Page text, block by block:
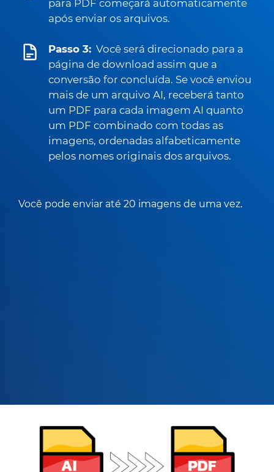
para PDF começará automaticamente
após enviar os arquivos.
Passo 3: Você será direcionado para a
página de download assim que a
conversão for concluída. Se você enviou
mais de um arquivo AI, receberá tanto
um PDF para cada imagem AI quanto
um PDF combinado com todas as
imagens, ordenadas alfabeticamente
pelos nomes originais dos arquivos.
Você pode enviar até 20 imagens de uma vez.